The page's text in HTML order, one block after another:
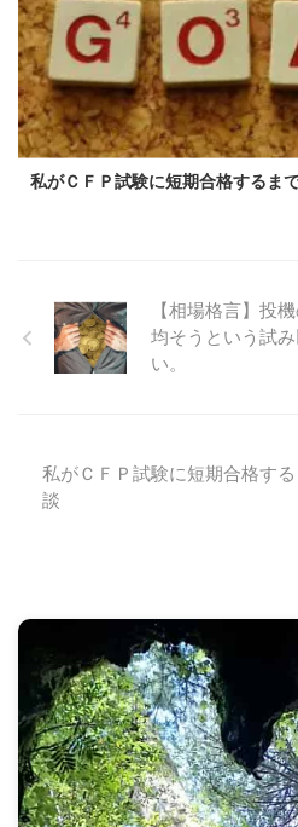
私がＣＦＰ試験に短期合格するま
【相場格言】投
均そうという試
い。
私がＣＦＰ試験に短期合格す
談